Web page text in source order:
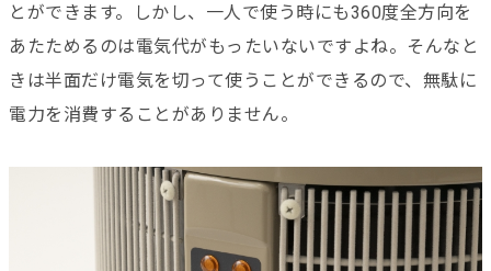
とができます。しかし、一人で使う時にも360度全方向を
あたためるのは電気代がもったいないですよね。そんなと
きは半面だけ電気を切って使うことができるので、無駄に
電力を消費することがありません。